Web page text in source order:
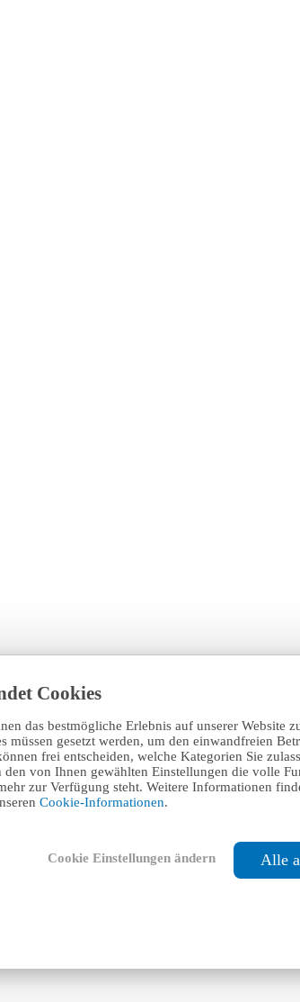
Cookies
das bestmögliche Erlebnis auf unserer Website
müssen gesetzt werden, um den einwandfreien
frei entscheiden, welche Kategorien Sie
den von Ihnen gewählten Einstellungen die volle
zur Verfügung steht. Weitere Informationen
Cookie-Informationen.
Cookie Einstellungen ändern Alle